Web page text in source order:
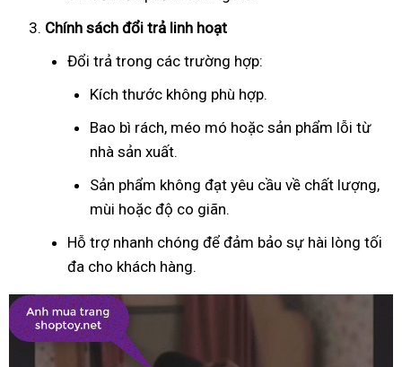
Chính sách đổi trả linh hoạt
Đổi trả trong các trường hợp:
Kích thước không phù hợp.
Bao bì rách, méo mó hoặc sản phẩm lỗi từ
nhà sản xuất.
Sản phẩm không đạt yêu cầu về chất lượng,
mùi hoặc độ co giãn.
Hỗ trợ nhanh chóng để đảm bảo sự hài lòng tối
đa cho khách hàng.